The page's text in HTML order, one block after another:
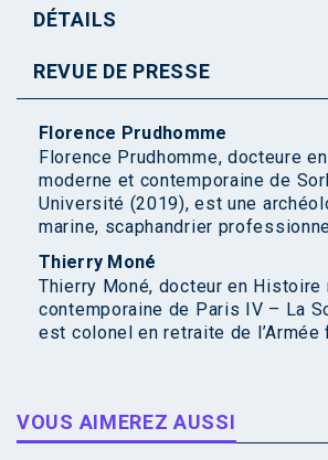
DÉTAILS
REVUE DE PRESSE
Florence Prudhomme
Florence Prudhomme, docteure
moderne et contemporaine de
Université (2019), est une
marine, scaphandrier
Thierry Moné
Thierry Moné, docteur en Histoire
contemporaine de Paris IV – La
est colonel en retraite de l’Armée
VOUS AIMEREZ AUSSI